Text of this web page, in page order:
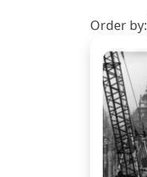
Order by: